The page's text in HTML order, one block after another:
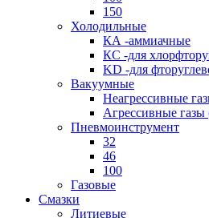
150
Холодильные
КА -аммиачные
КС -для
KD -для
Вакуумные
Неагрессивные
Агрессивные
Пневмоинструмент
32
46
100
Газовые
Смазки
Литиевые